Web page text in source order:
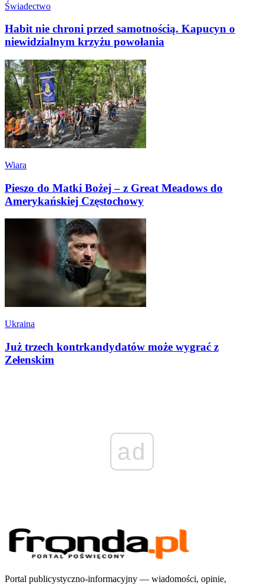
Świadectwo
Habit nie chroni przed samotnością. Kapucyn o
niewidzialnym krzyżu powołania
Wiara
Pieszo do Matki Bożej – z Great Meadows do
Amerykańskiej Częstochowy
Ukraina
Już trzech kontrkandydatów może wygrać z
Zełenskim
ad
Portal publicystyczno-informacyjny — wiadomości, opinie,